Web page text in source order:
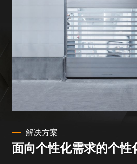
解决方案
面向个性化需求的个性